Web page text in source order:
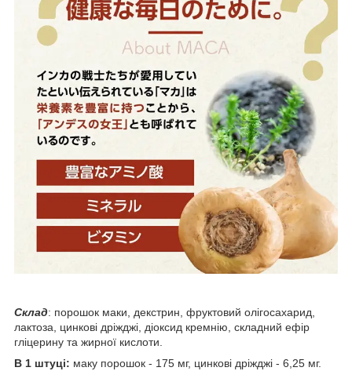
Склад: порошок маки, декстрин, фруктовий олігосахарид,
лактоза, цинкові дріжджі, діоксид кремнію, складний ефір
гліцерину та жирної кислоти.
В 1 штуці: маку порошок - 175 мг, цинкові дріжджі - 6,25 мг.